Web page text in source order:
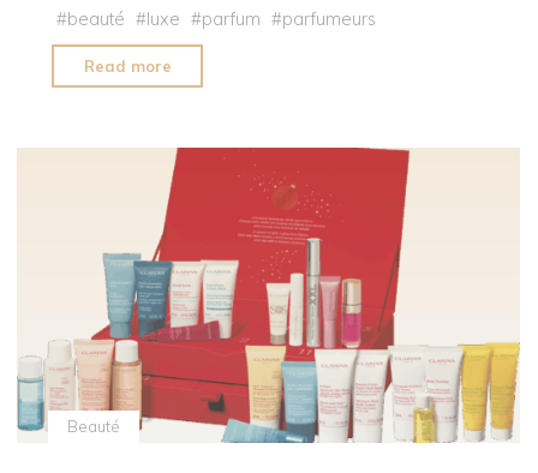
#beauté #luxe #parfum #parfumeurs
Read more
Whisper
un
signé
Elise
Pierre"
Beauté